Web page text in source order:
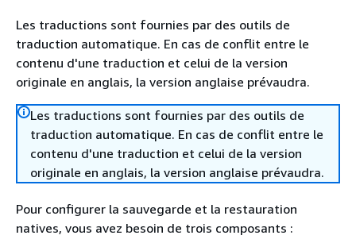
Les traductions sont fournies par des outils de
traduction automatique. En cas de conflit entre le
contenu d'une traduction et celui de la version
originale en anglais, la version anglaise prévaudra.
Les traductions sont fournies par des outils de
traduction automatique. En cas de conflit entre le
contenu d'une traduction et celui de la version
originale en anglais, la version anglaise prévaudra.
Pour configurer la sauvegarde et la restauration
natives, vous avez besoin de trois composants :